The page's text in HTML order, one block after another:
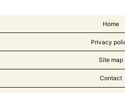
Home
Privacy
Site map
Contact